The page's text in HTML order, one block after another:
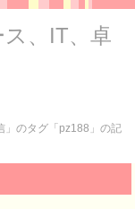
、IT、卓
」のタグ「pz188」の記